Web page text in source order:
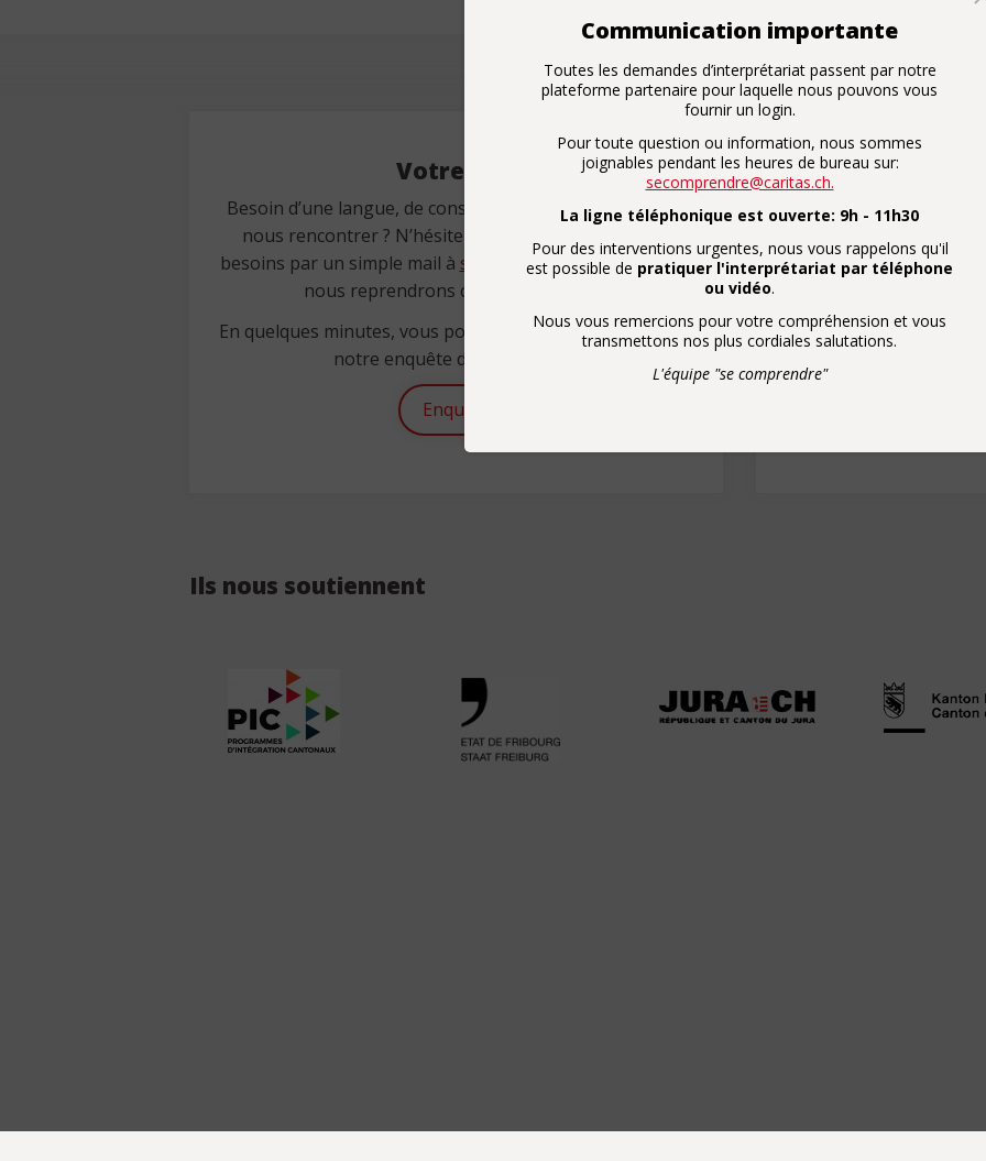
Communication importante
Toutes les demandes d’interprétariat passent par notre
plateforme partenaire pour laquelle nous pouvons vous
fournir un login.
Pour toute question ou information, nous sommes
joignables pendant les heures de bureau sur:
secomprendre@caritas.ch.
La ligne téléphonique est ouverte: 9h - 11h30
Pour des interventions urgentes, nous vous rappelons qu'il
est possible de pratiquer l'interprétariat par téléphone
ou vidéo.
Nous vous remercions pour votre compréhension et vous
transmettons nos plus cordiales salutations.
L'équipe "se comprendre"
Votre avis
Besoin d’une langue, de conseils, d’une in-formation, de
nous rencontrer ? N’hésitez pas à nous signaler vos
besoins par un simple mail à secomprendre@caritas.chet
nous reprendrons contact avec vous.
En quelques minutes, vous pouvez également répondre à
notre enquête de satisfaction.
Enquête
Par un don, vous
prestations
CCP
Ils nous soutiennent